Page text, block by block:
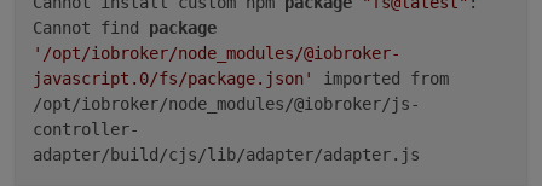
Cannot find package
'/opt/iobroker/node_modules/@iobroker-
javascript.0/fs/package.json'
imported from
/opt/iobroker/node_modules/@iobroker/js-
controller-
adapter/build/cjs/lib/adapter/adapter.js